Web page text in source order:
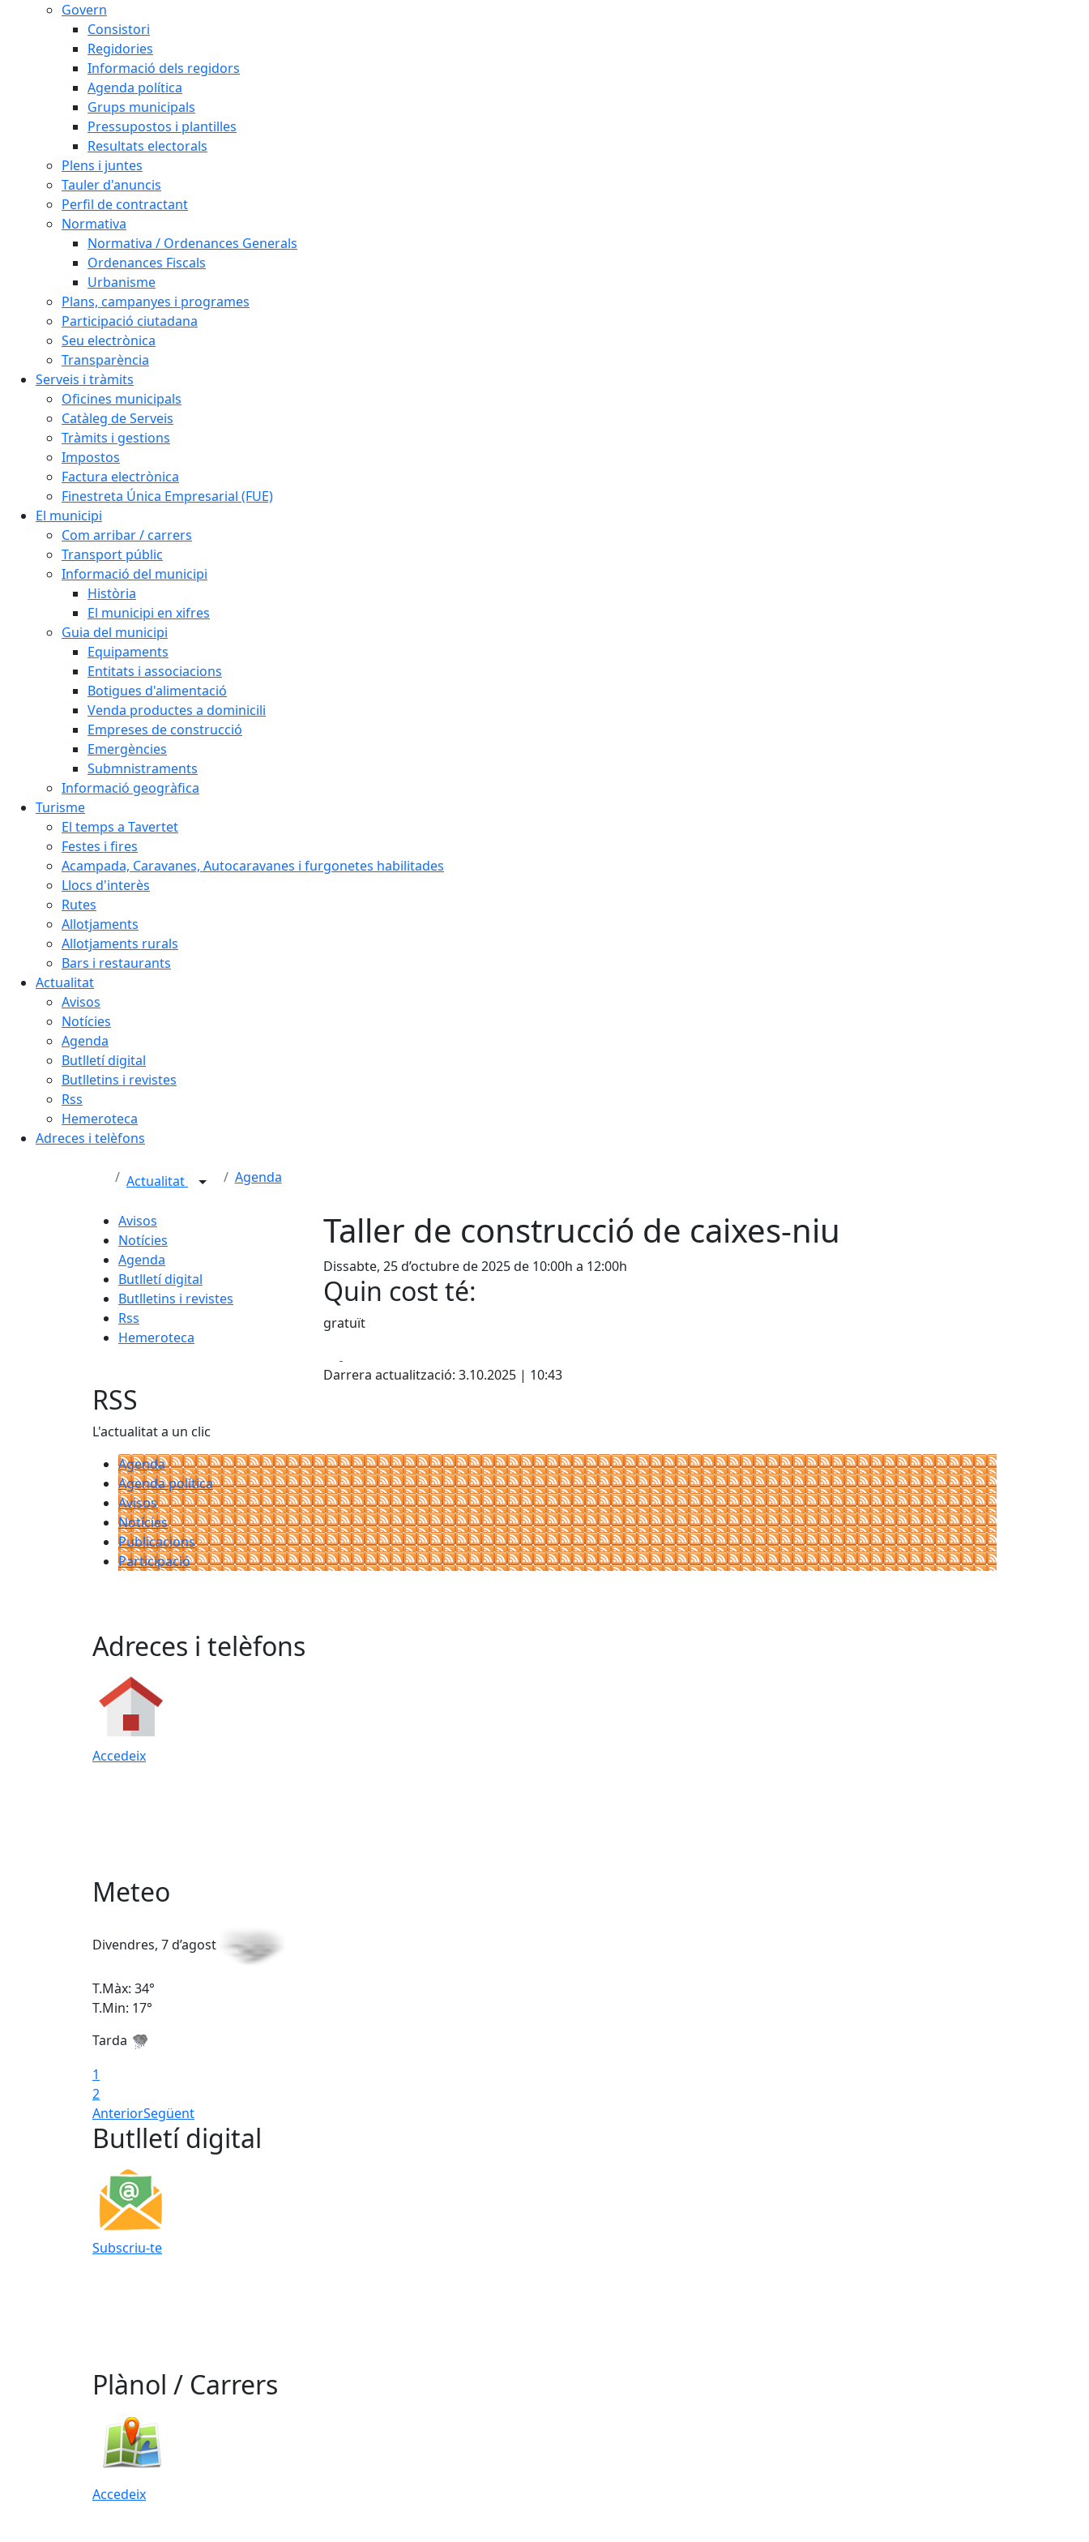
Govern
Consistori
Regidories
Informació dels regidors
Agenda política
Grups municipals
Pressupostos i plantilles
Resultats electorals
Plens i juntes
Tauler d'anuncis
Perfil de contractant
Normativa
Normativa / Ordenances Generals
Ordenances Fiscals
Urbanisme
Plans, campanyes i programes
Participació ciutadana
Seu electrònica
Transparència
Serveis i tràmits
Oficines municipals
Catàleg de Serveis
Tràmits i gestions
Impostos
Factura electrònica
Finestreta Única Empresarial (FUE)
El municipi
Com arribar / carrers
Transport públic
Informació del municipi
Història
El municipi en xifres
Guia del municipi
Equipaments
Entitats i associacions
Botigues d'alimentació
Venda productes a dominicili
Empreses de construcció
Emergències
Submnistraments
Informació geogràfica
Turisme
El temps a Tavertet
Festes i fires
Acampada, Caravanes, Autocaravanes i furgonetes habilitades
Llocs d'interès
Rutes
Allotjaments
Allotjaments rurals
Bars i restaurants
Actualitat
Avisos
Notícies
Agenda
Butlletí digital
Butlletins i revistes
Rss
Hemeroteca
Adreces i telèfons
Actualitat Agenda
Avisos
Notícies
Agenda
Butlletí digital
Butlletins i revistes
Rss
Hemeroteca
Taller de construcció de caixes-niu
Dissabte, 25 d’octubre de 2025 de 10:00h a 12:00h
Quin cost té:
gratuït
Darrera actualització: 3.10.2025 | 10:43
RSS
L'actualitat a un clic
Agenda
Agenda política
Avisos
Notícies
Publicacions
Participació
Adreces i telèfons
Accedeix
Meteo
Divendres, 7 d’agost
T.Màx: 34°
T.Min: 17°
Tarda
1
2
AnteriorSegüent
Butlletí digital
Subscriu-te
Plànol / Carrers
Accedeix